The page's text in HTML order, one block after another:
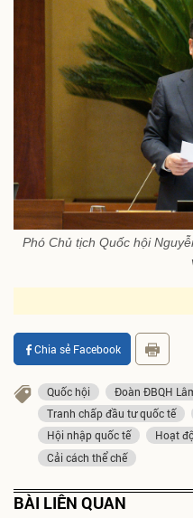
Phó Chủ tịch Quốc hội
Chia sẻ Facebook
Quốc hội
Đoàn ĐBQH
Tranh chấp đầu tư quốc tế
Hội nhập quốc tế
Hoạt
Cải cách thể chế
BÀI LIÊN QUAN